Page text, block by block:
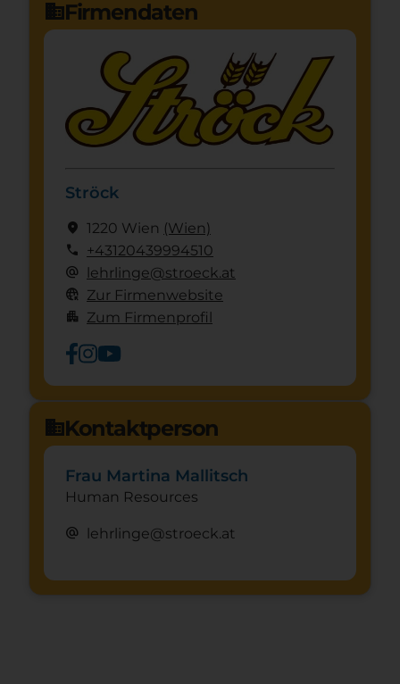
domainFirmendaten
Ströck
location_on 1220 Wien (Wien)
call +43120439994510
alternate_email lehrlinge@stroeck.at
captive_portal Zur Firmenwebsite
apartment Zum Firmenprofil
domainKontaktperson
Frau Martina Mallitsch
Human Resources
alternate_email lehrlinge@stroeck.at